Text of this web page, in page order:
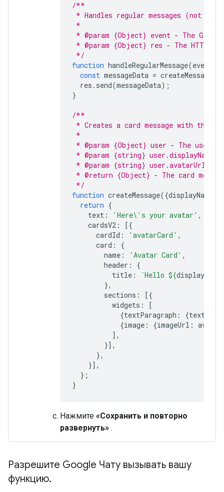
/**
* Handles regular messages (not
*
* @param {Object} event - The
* @param {Object} res - The HTTP
*/
function handleRegularMessage(event
const messageData = createMessage
res . send(messageData);
}
/**
* Creates a card message with the
*
* @param {Object} user - The user
* @param {string} user.displayName
* @param {string} user.avatarUrl -
* @return {Object} - The card
*/
function createMessage({displayName
return {
text : 'Here\'s your avatar' ,
cardsV2 :
[{
cardId : 'avatarCard' ,
card :
{
name : 'Avatar Card' ,
header :
{
title : `Hello ${displayName
},
sections :
[{
widgets :
[
{textParagraph : {text
{image : {imageUrl :
],
}],
},
}],
};
}
Нажмите «Сохранить и повторно
развернуть» .
Разрешите Google Чату вызывать вашу
функцию.